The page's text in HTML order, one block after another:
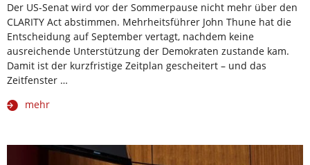
Der US-Senat wird vor der Sommerpause nicht mehr über den
CLARITY Act abstimmen. Mehrheitsführer John Thune hat die
Entscheidung auf September vertagt, nachdem keine
ausreichende Unterstützung der Demokraten zustande kam.
Damit ist der kurzfristige Zeitplan gescheitert – und das
Zeitfenster …
mehr